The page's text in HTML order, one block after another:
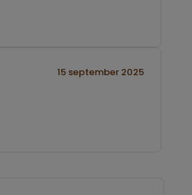
15 september 2025